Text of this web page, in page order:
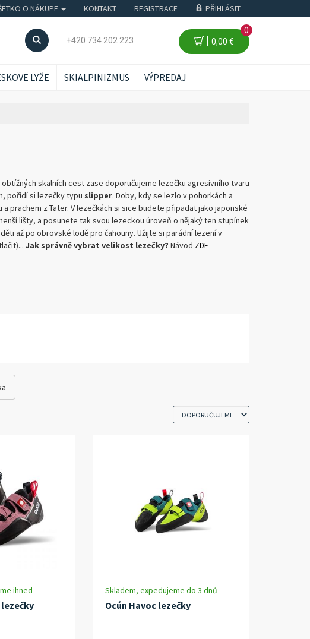
O NÁKUPE KONTAKT REGISTRACE PŘIHLÁSIT
+420 734 202 223 0,00 €
0
LYŽE SKIALPINIZMUS VÝPREDAJ
obtížných skalních cest zase doporučujeme lezečku agresivního tvaru
pořídí si lezečky typu slipper. Doby, kdy se lezlo v pohorkách a
prachem z Tater. V lezečkách si sice budete připadat jako japonské
lišty, a posunete tak svou lezeckou úroveň o nějaký ten stupínek
až po obrovské lodě pro čahouny. Užijte si parádní lezení v
Jak správně vybrat velikost lezečky? Návod ZDE
ihned
lezečky
Skladem, expedujeme do 3 dnů
Ocún Havoc lezečky